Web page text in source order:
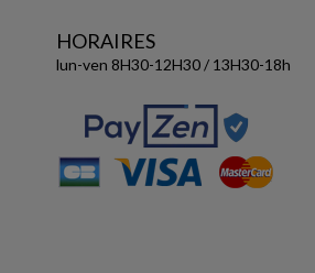
HORAIRES
lun-ven 8H30-12H30 / 13H30-18h